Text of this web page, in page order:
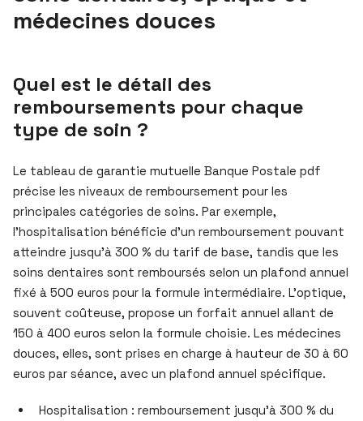
médecines douces
Quel est le détail des
remboursements pour chaque
type de soin ?
Le tableau de garantie mutuelle Banque Postale pdf
précise les niveaux de remboursement pour les
principales catégories de soins. Par exemple,
l’hospitalisation bénéficie d’un remboursement pouvant
atteindre jusqu’à 300 % du tarif de base, tandis que les
soins dentaires sont remboursés selon un plafond annuel
fixé à 500 euros pour la formule intermédiaire. L’optique,
souvent coûteuse, propose un forfait annuel allant de
150 à 400 euros selon la formule choisie. Les médecines
douces, elles, sont prises en charge à hauteur de 30 à 60
euros par séance, avec un plafond annuel spécifique.
Hospitalisation : remboursement jusqu’à 300 % du